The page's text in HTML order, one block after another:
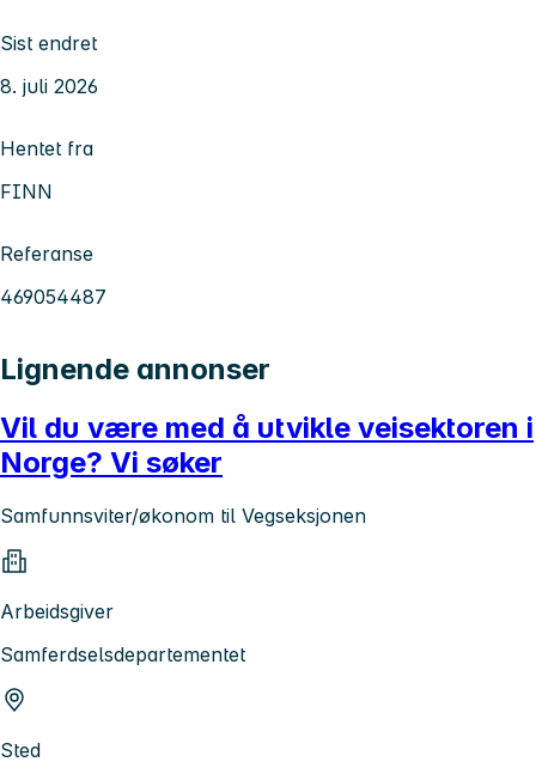
Sist endret
8. juli 2026
Hentet fra
FINN
Referanse
469054487
Lignende annonser
Vil du være med å utvikle veisektoren i
Norge? Vi søker
Samfunnsviter/økonom til Vegseksjonen
Arbeidsgiver
Samferdselsdepartementet
Sted